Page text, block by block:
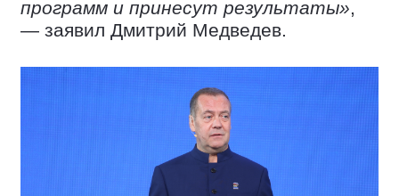
программ и принесут результаты»,
— заявил Дмитрий Медведев.